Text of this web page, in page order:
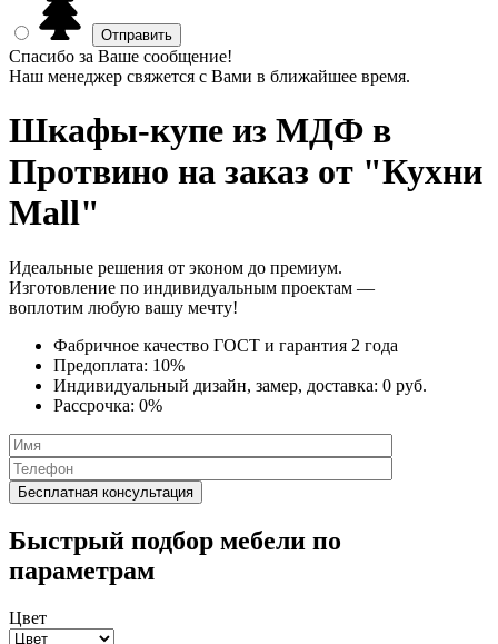
Спасибо за Ваше сообщение!
Наш менеджер свяжется с Вами в ближайшее время.
Шкафы-купе из МДФ в
Протвино на заказ от "Кухни
Mall"
Идеальные решения от эконом до премиум.
Изготовление по индивидуальным проектам —
воплотим любую вашу мечту!
Фабричное качество ГОСТ и гарантия 2 года
Предоплата: 10%
Индивидуальный дизайн, замер, доставка: 0 руб.
Рассрочка: 0%
Быстрый подбор мебели по
параметрам
Цвет